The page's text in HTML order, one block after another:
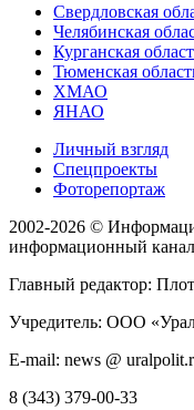
Свердловская
Челябинская
Курганская
Тюменская
ХМАО
ЯНАО
Личный взгляд
Спецпроекты
Фоторепортаж
2002-2026 ©
информационный
Главный редактор:
Учредитель: ООО
E-mail: news @
8 (343) 379-00-33